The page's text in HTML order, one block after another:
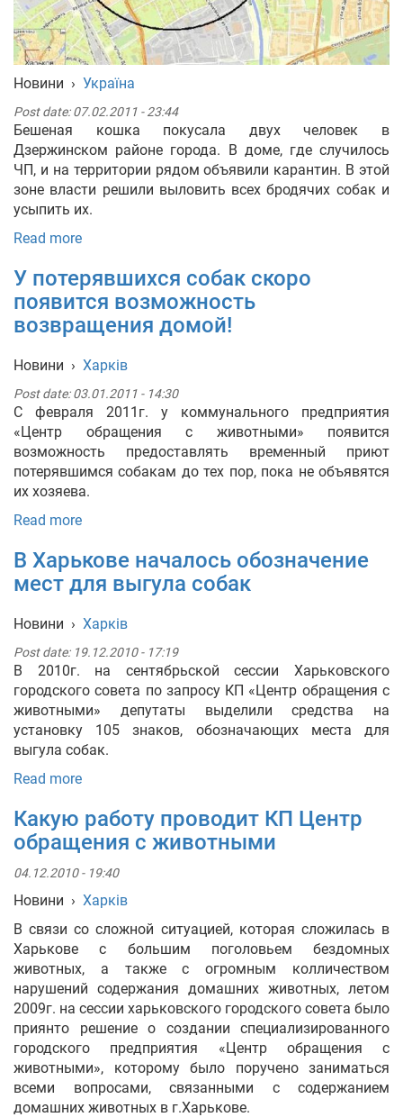
Новини › Україна
Post date:07.02.2011 - 23:44
Бешеная кошка покусала двух человек в
Дзержинском районе города. В доме, где случилось
ЧП, и на территории рядом объявили карантин. В этой
зоне власти решили выловить всех бродячих собак и
усыпить их.
Read more
У потерявшихся собак скоро
появится возможность
возвращения домой!
Новини › Харків
Post date:03.01.2011 - 14:30
С февраля 2011г. у коммунального предприятия
«Центр обращения с животными» появится
возможность предоставлять временный приют
потерявшимся собакам до тех пор, пока не объявятся
их хозяева.
Read more
В Харькове началось обозначение
мест для выгула собак
Новини › Харків
Post date: 19.12.2010 - 17:19
В 2010г. на сентябрьской сессии Харьковского
городского совета по запросу КП «Центр обращения с
животными» депутаты выделили средства на
установку 105 знаков, обозначающих места для
выгула собак.
Read more
Какую работу проводит КП Центр
обращения с животными
04.12.2010 - 19:40
Новини › Харків
В связи со сложной ситуацией, которая сложилась в
Харькове с большим поголовьем бездомных
животных, а также с огромным колличеством
нарушений содержания домашних животных, летом
2009г. на сессии харьковского городского совета было
приянто решение о создании специализированного
городского предприятия «Центр обращения с
животными», которому было поручено заниматься
всеми вопросами, связанными с содержанием
домашних животных в г.Харькове.